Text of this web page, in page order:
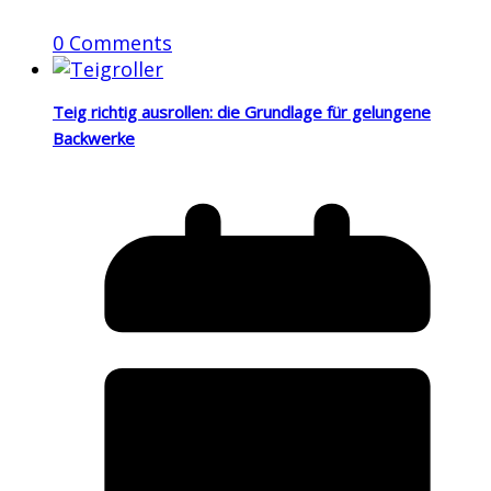
0 Comments
Teig richtig ausrollen: die Grundlage für gelungene
Backwerke